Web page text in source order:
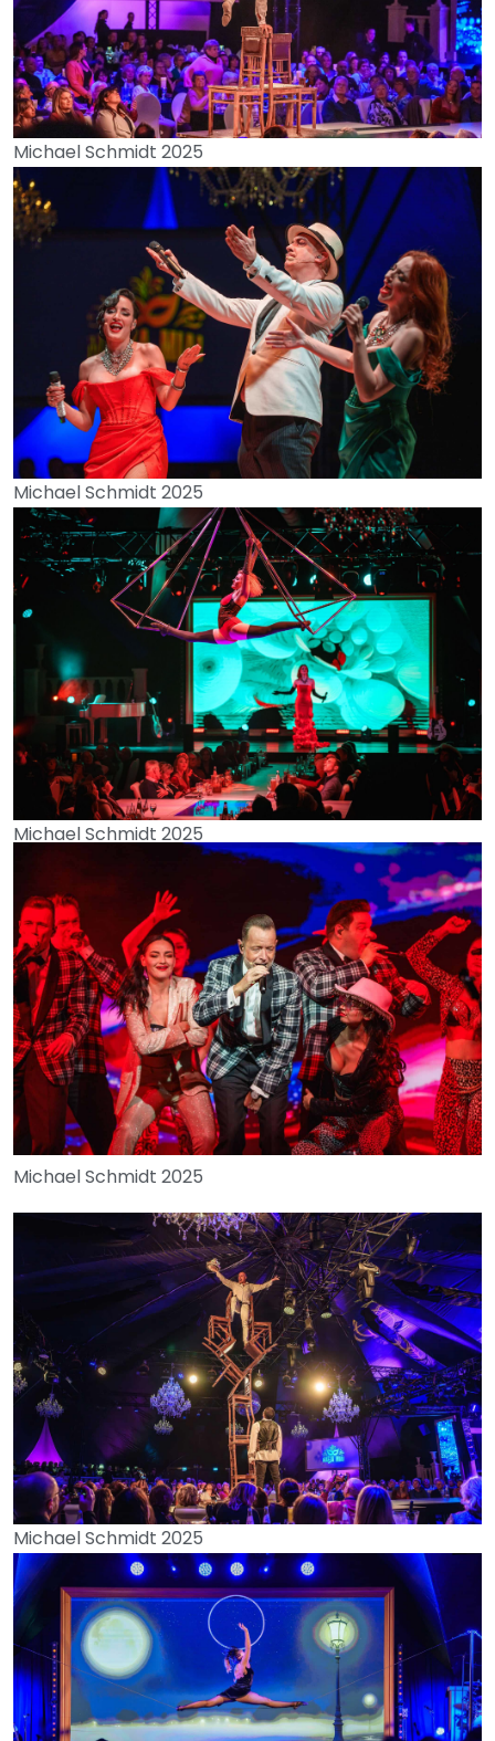
Michael Schmidt 2025
Michael Schmidt 2025
Michael Schmidt 2025
Michael Schmidt 2025
Michael Schmidt 2025